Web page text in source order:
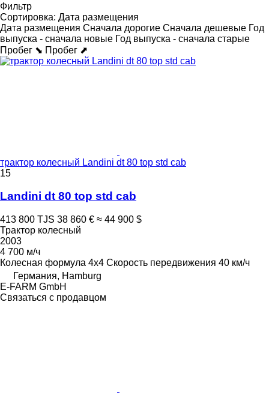
Фильтр
Сортировка: Дата размещения
Дата размещения Сначала дорогие Сначала дешевые Год
выпуска - сначала новые Год выпуска - сначала старые
Пробег ⬊ Пробег ⬈
трактор колесный Landini dt 80 top std cab
15
Landini dt 80 top std cab
413 800 TJS 38 860 € ≈ 44 900 $
Трактор колесный
2003
4 700 м/ч
Колесная формула 4x4 Скорость передвижения 40 км/ч
Германия, Hamburg
E-FARM GmbH
Связаться с продавцом